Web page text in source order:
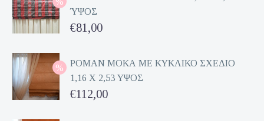
ΎΨΟΣ
Original
was:
€162,00.
€81,00
τρέχουσα
τιμή
είναι:
ΡΟΜΑΝ ΜΟΚΑ ΜΕ ΚΥΚΛΙΚΟ ΣΧΕΔΙΟ
1,16 Χ 2,53 ΥΨΟΣ
Original
€112,00